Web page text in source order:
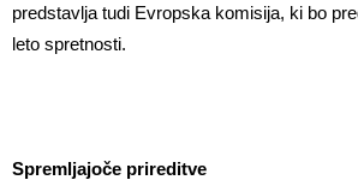
predstavlja tudi Evropska komisija, ki bo
leto spretnosti.
Spremljajoče prireditve